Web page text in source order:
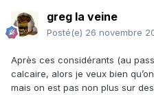
greg la veine
Posté(e) 26 novembre
Après ces considérants (au
calcaire, alors je veux bien
mais on est pas non plus sur